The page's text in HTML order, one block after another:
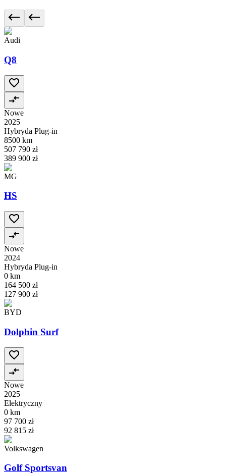
Audi
Q8
Nowe
2025
Hybryda Plug-in
8500 km
507 790 zł
389 900 zł
MG
HS
Nowe
2024
Hybryda Plug-in
0 km
164 500 zł
127 900 zł
BYD
Dolphin Surf
Nowe
2025
Elektryczny
0 km
97 700 zł
92 815 zł
Volkswagen
Golf Sportsvan